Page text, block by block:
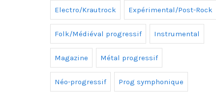
Electro/Krautrock Expérimental/Post-Rock
Folk/Médiéval progressif Instrumental
Magazine Métal progressif
Néo-progressif Prog symphonique